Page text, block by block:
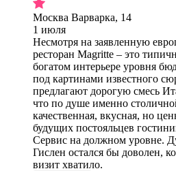
Москва Варварка, 14
1 июля
Несмотря на заявленную
ресторан Magritte – это
богатом интерьере уровня
под картинами известного
предлагают дорогую смесь
что по душе именно
качественная, вкусная, но
будущих постояльцев
Сервис на должном уровне.
Гислен остался бы доволен,
визит хватило.